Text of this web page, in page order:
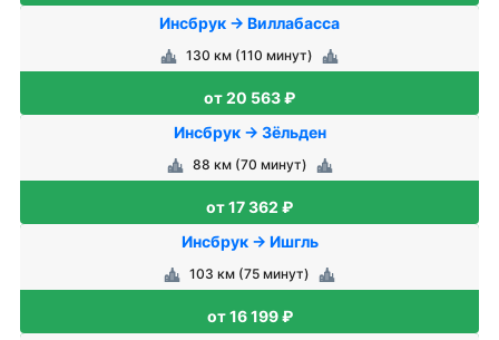
Инсбрук → Виллабасса
130 км (110 минут)
от 20 563 ₽
Инсбрук → Зёльден
88 км (70 минут)
от 17 362 ₽
Инсбрук → Ишгль
103 км (75 минут)
от 16 199 ₽